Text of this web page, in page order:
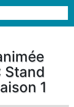
1
Stand
1